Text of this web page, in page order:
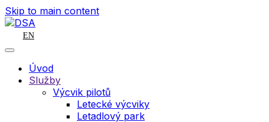
Skip to main content
EN
Úvod
Služby
Výcvik pilotů
Letecké výcviky
Letadlový park